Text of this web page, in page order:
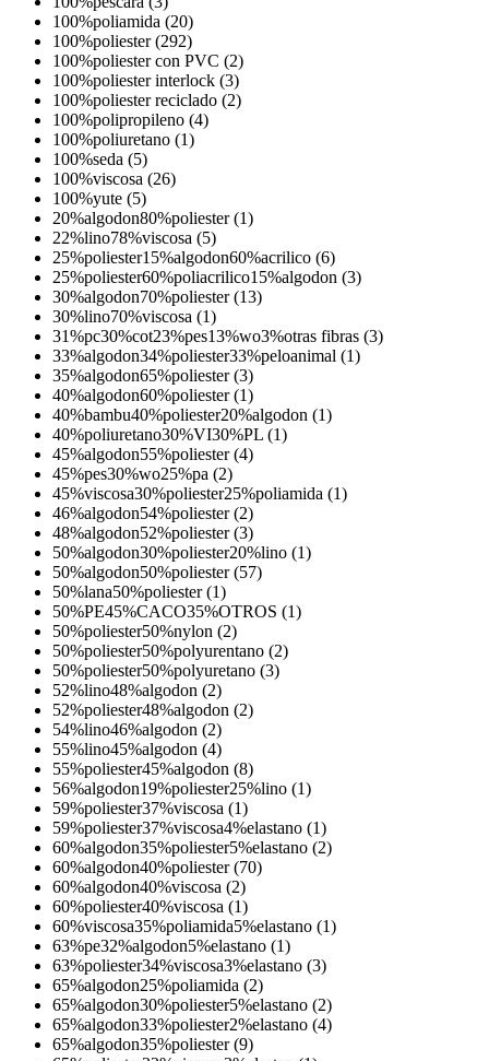
100%poliamida (20)
100%poliester (292)
100%poliester con PVC (2)
100%poliester interlock (3)
100%poliester reciclado (2)
100%polipropileno (4)
100%poliuretano (1)
100%seda (5)
100%viscosa (26)
100%yute (5)
20%algodon80%poliester (1)
22%lino78%viscosa (5)
25%poliester15%algodon60%acrilico (6)
25%poliester60%poliacrilico15%algodon (3)
30%algodon70%poliester (13)
30%lino70%viscosa (1)
31%pc30%cot23%pes13%wo3%otras fibras (3)
33%algodon34%poliester33%peloanimal (1)
35%algodon65%poliester (3)
40%algodon60%poliester (1)
40%bambu40%poliester20%algodon (1)
40%poliuretano30%VI30%PL (1)
45%algodon55%poliester (4)
45%pes30%wo25%pa (2)
45%viscosa30%poliester25%poliamida (1)
46%algodon54%poliester (2)
48%algodon52%poliester (3)
50%algodon30%poliester20%lino (1)
50%algodon50%poliester (57)
50%lana50%poliester (1)
50%PE45%CACO35%OTROS (1)
50%poliester50%nylon (2)
50%poliester50%polyurentano (2)
50%poliester50%polyuretano (3)
52%lino48%algodon (2)
52%poliester48%algodon (2)
54%lino46%algodon (2)
55%lino45%algodon (4)
55%poliester45%algodon (8)
56%algodon19%poliester25%lino (1)
59%poliester37%viscosa (1)
59%poliester37%viscosa4%elastano (1)
60%algodon35%poliester5%elastano (2)
60%algodon40%poliester (70)
60%algodon40%viscosa (2)
60%poliester40%viscosa (1)
60%viscosa35%poliamida5%elastano (1)
63%pe32%algodon5%elastano (1)
63%poliester34%viscosa3%elastano (3)
65%algodon25%poliamida (2)
65%algodon30%poliester5%elastano (2)
65%algodon33%poliester2%elastano (4)
65%algodon35%poliester (9)